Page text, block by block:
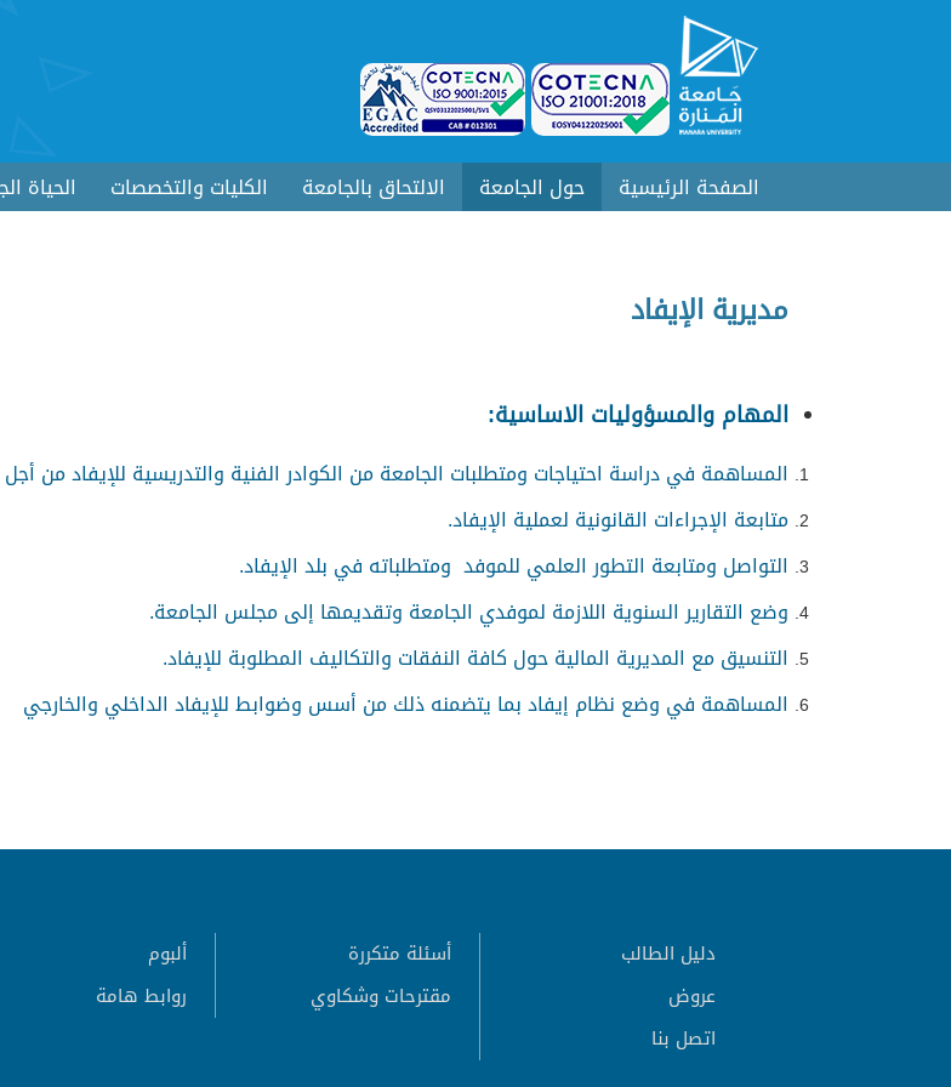
الصفحة الرئيسية حول الجامعة الالتحاق بالجامعة الكليات والتخصصات الحياة
مديرية الإيفاد
المهام والمسؤوليات الاساسية:
المساهمة في دراسة احتياجات ومتطلبات الجامعة من الكوادر الفنية والتدريسية للإيفاد من
متابعة الإجراءات القانونية لعملية الإيفاد.
التواصل ومتابعة التطور العلمي للموفد ومتطلباته في بلد الإيفاد.
وضع التقارير السنوية اللازمة لموفدي الجامعة وتقديمها إلى مجلس الجامعة.
التنسيق مع المديرية المالية حول كافة النفقات والتكاليف المطلوبة للإيفاد.
المساهمة في وضع نظام إيفاد بما يتضمنه ذلك من أسس وضوابط للإيفاد الداخلي والخارجي
دليل الطالب أسئلة متكررة
ألبوم
عروض
مقترحات وشكاوي
روابط هامة
اتصل بنا